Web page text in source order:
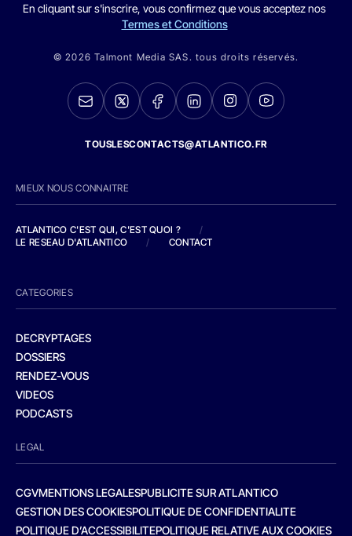
En cliquant sur s'inscrire, vous confirmez que vous acceptez nos
Termes et Conditions
© 2026 Talmont Media SAS. tous droits réservés.
TOUSLESCONTACTS@ATLANTICO.FR
MIEUX NOUS CONNAITRE
ATLANTICO C'EST QUI, C'EST QUOI ?
/
LE RESEAU D'ATLANTICO
/ CONTACT
CATEGORIES
DECRYPTAGES
DOSSIERS
RENDEZ-VOUS
VIDEOS
PODCASTS
LEGAL
CGVMENTIONS LEGALESPUBLICITE SUR ATLANTICO
GESTION DES COOKIESPOLITIQUE DE CONFIDENTIALITE
POLITIQUE D’ACCESSIBILITEPOLITIQUE RELATIVE AUX COOKIES